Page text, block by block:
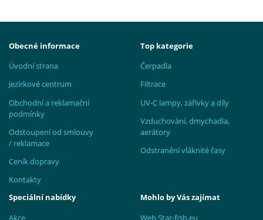
Obecné informace
Úvodní strana
Jezírkové centrum
Obchodní a reklamační
podmínky
Odstoupení od smlouvy
/ reklamace
Ceník dopravy
Kontakty
Top kategorie
Čerpadla
Filtrace
UV-C lampy, zářivky a díly
Vzduchování, dmychadla,
aerátory
Odstranění vláknité řasy
Speciální nabídky
Akce
Mohlo by Vás zajímat
Web Star-fish.eu